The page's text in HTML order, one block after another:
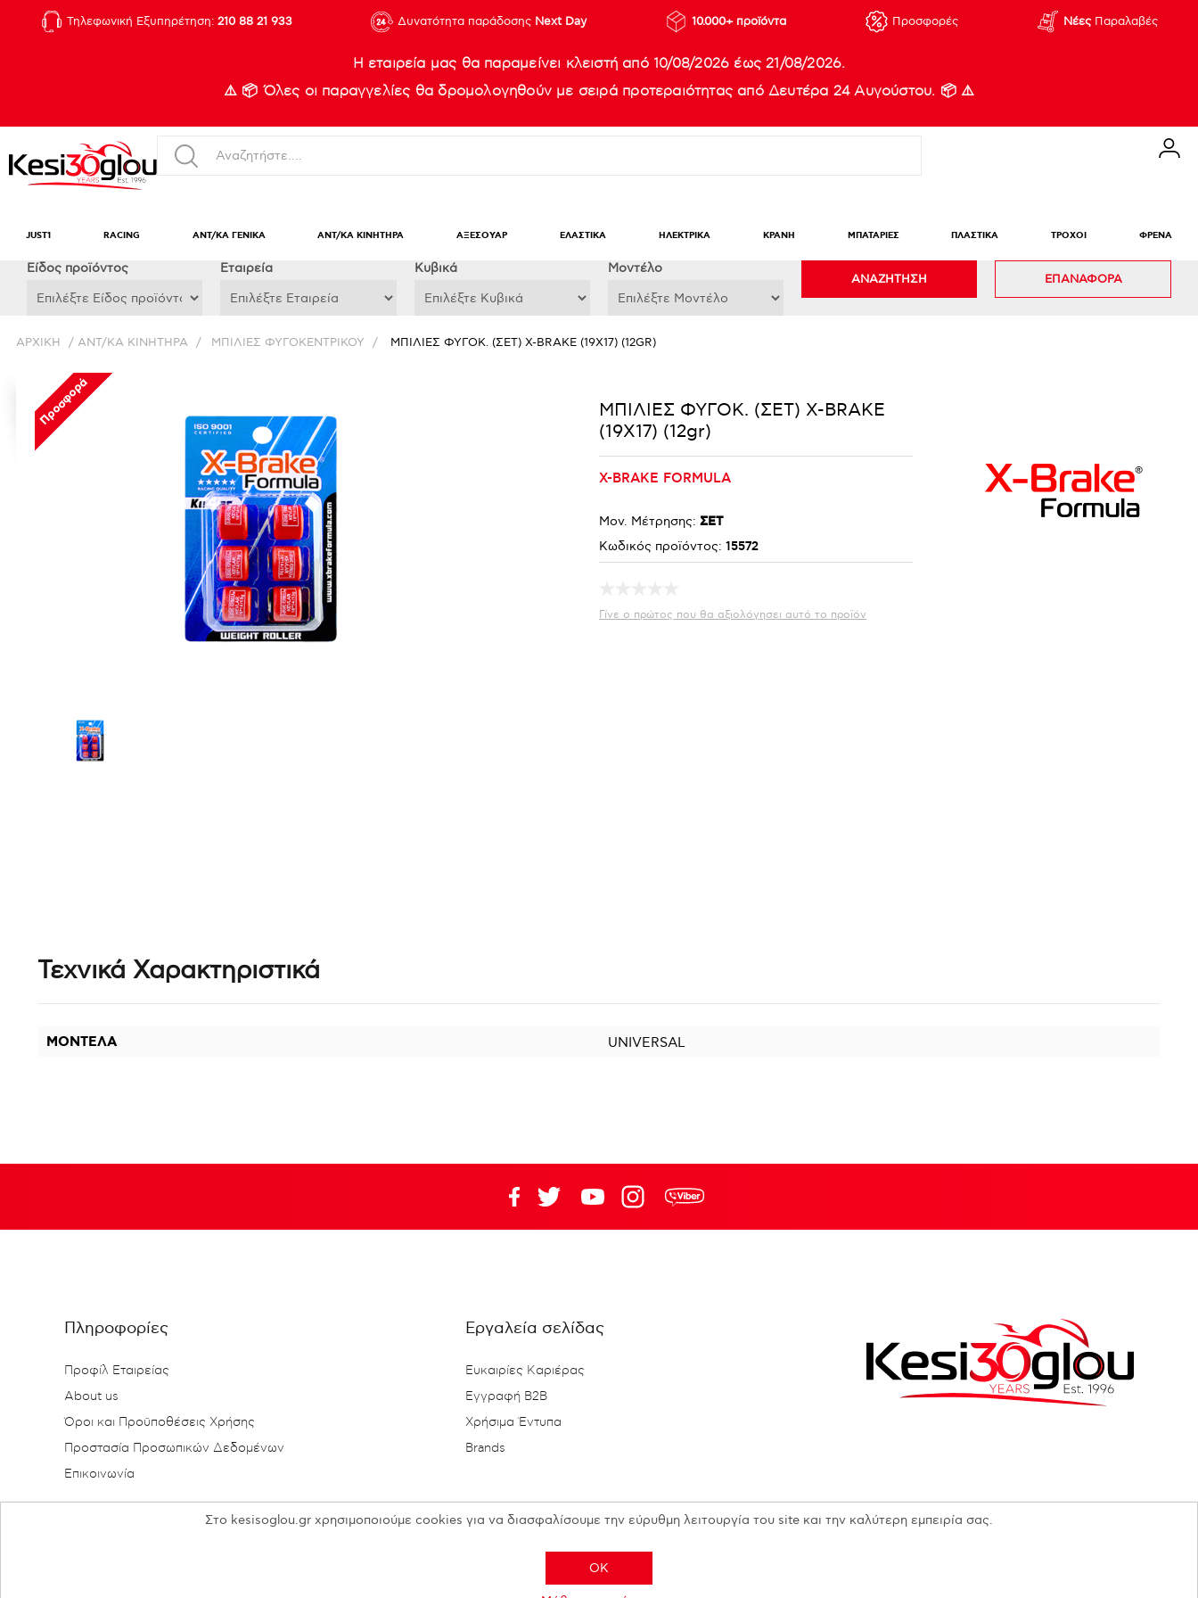
Τηλεφωνική Εξυπηρέτηση: 210 88 21 933 Δυνατότητα παράδοσης Next Day 10.000+ προϊόντα Προσφορές ΝέεςΠαραλαβές
Η εταιρεία μας θα παραμείνει κλειστή από 10/08/2026 έως 21/08/2026.
⚠️ 📦 Όλες οι παραγγελίες θα δρομολογηθούν με σειρά προτεραιότητας από Δευτέρα 24 Αυγούστου. 📦 ⚠️
JUST1 RACING ΑΝΤ/ΚΑ ΓΕΝΙΚΑ ΑΝΤ/ΚΑ ΚΙΝΗΤΗΡΑ ΑΞΕΣΟΥΑΡ ΕΛΑΣΤΙΚΑ ΗΛΕΚΤΡΙΚΑ ΚΡΑΝΗ ΜΠΑΤΑΡΙΕΣ ΠΛΑΣΤΙΚΑ ΤΡΟΧΟΙ ΦΡΕΝΑ
Eίδος προϊόντος Εταιρεία Κυβικά Μοντέλο
ΑΝΑΖΗΤΗΣΗ ΕΠΑΝΑΦΟΡΑ
ΑΡΧΙΚΉ / ΑΝΤ/ΚΑ ΚΙΝΗΤΗΡΑ / ΜΠΙΛΙΕΣ ΦΥΓΟΚΕΝΤΡΙΚΟΥ / ΜΠΙΛΙΕΣ ΦΥΓΟΚ. (ΣΕΤ) X-BRAKE (19X17) (12GR)
Προσφορά
ΜΠΙΛΙΕΣ ΦΥΓΟΚ. (ΣΕΤ) X-BRAKE
(19X17) (12gr)
X-BRAKE FORMULA
Μον. Μέτρησης: ΣΕΤ
Κωδικός προϊόντος: 15572
Γίνε ο πρώτος που θα αξιολόγησει αυτό το προϊόν
Τεχνικά Χαρακτηριστικά
ΜΟΝΤΕΛΑ UNIVERSAL
Πληροφορίες
Προφίλ Εταιρείας
About us
Όροι και Προϋποθέσεις Χρήσης
Προστασία Προσωπικών Δεδομένων
Επικοινωνία
Εργαλεία σελίδας
Ευκαιρίες Καριέρας
Εγγραφή B2B
Χρήσιμα Έντυπα
Brands
Copyright © 2026 N. KESISOGLOU S.A. - All rights reserved
Στο kesisoglou.gr χρησιμοποιούμε cookies για να διασφαλίσουμε την εύρυθμη λειτουργία του site και την καλύτερη εμπειρία σας.
OK